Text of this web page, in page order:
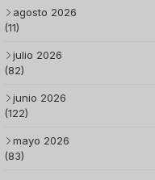
agosto 2026
(11)
julio 2026
(82)
junio 2026
(122)
mayo 2026
(83)